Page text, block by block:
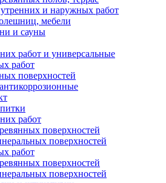
и наружных работ
мебели
и сауны
работ и универсальные
работ
поверхностей
работ
поверхностей
поверхностей
работ
поверхностей
поверхностей